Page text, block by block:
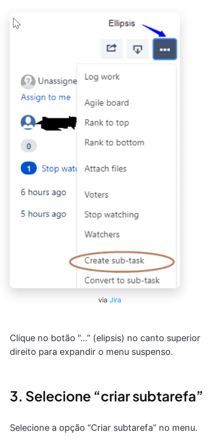
via Jira
Clique no botão “...” (elipsis) no canto superior
direito para expandir o menu suspenso.
3. Selecione “criar subtarefa”
Selecione a opção “Criar subtarefa” no menu.